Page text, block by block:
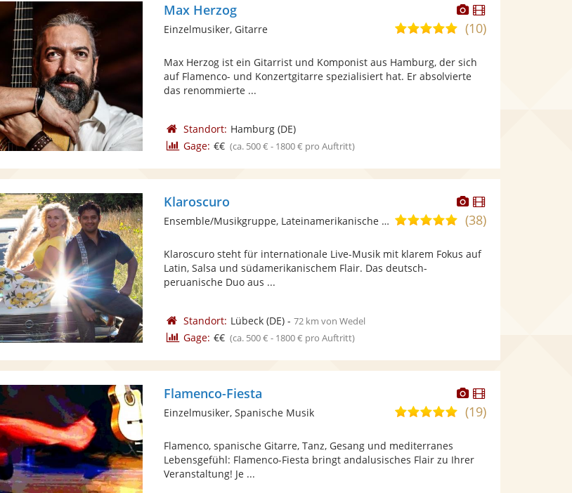
Dieser
Künstler
stellt
Fotos
bereit.
Dieser
Künstler
Max Herzog
5,0
5
Sternen
(10)
Einzelmusiker, Gitarre
Max Herzog ist ein Gitarrist und Komponist aus Hamburg, der sich
auf Flamenco- und Konzertgitarre spezialisiert hat. Er absolvierte
das renommierte ...
Standort: Hamburg(DE)
Gage: €€ (ca. 500 € - 1800 € pro Auftritt)
Dieser
Künstler
stellt
Fotos
bereit.
Dieser
Künstler
Klaroscuro
4,9
5
(38)
Ensemble/Musikgruppe, Lateinamerikanische Musik
Klaroscuro steht für internationale Live-Musik mit klarem Fokus auf
Latin, Salsa und südamerikanischem Flair. Das deutsch-
peruanische Duo aus ...
Standort: Lübeck(DE)- 72 km von Wedel
Gage: €€ (ca. 500 € - 1800 € pro Auftritt)
Dieser
Künstler
stellt
Dieser
Künstler
Flamenco-Fiesta
5,0
Sternen
(19)
Einzelmusiker, Spanische Musik
Flamenco, spanische Gitarre, Tanz, Gesang und mediterranes
Lebensgefühl: Flamenco-Fiesta bringt andalusisches Flair zu Ihrer
Veranstaltung! Je ...